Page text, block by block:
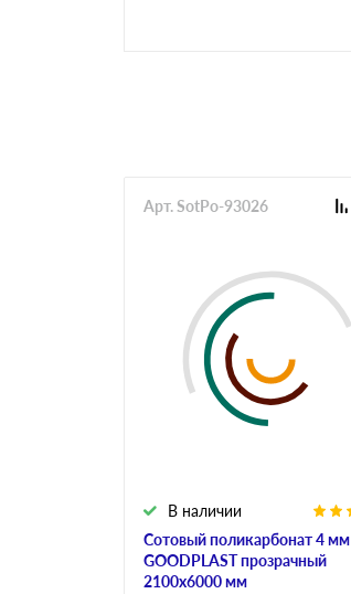
Сотовый поликарбонат 4 мм
GOODPLAST прозрачный
2100х6000 мм
В наличии
Арт. SotPo-93026